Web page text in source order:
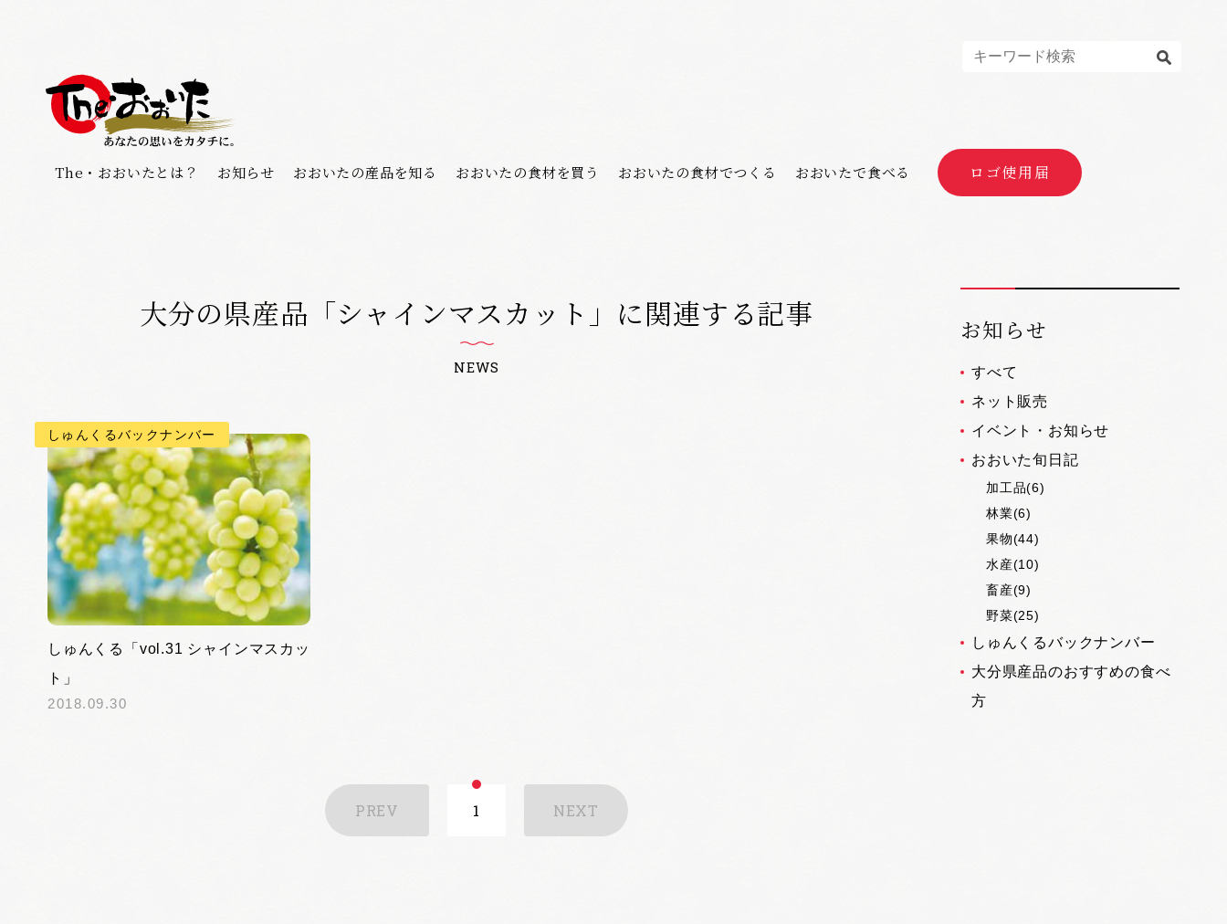
The・おおいたとは？ お知らせ おおいたの産品を知る おおいたの食材を買う おおいたの食材でつくる おおいたで食べる ロゴ使用届
大分の県産品「シャインマスカット」に関連する記事
NEWS
しゅんくるバックナンバー
しゅんくる「vol.31 シャインマスカッ
ト」
2018.09.30
PREV 1 NEXT
お知らせ
すべて
ネット販売
イベント・お知らせ
おおいた旬日記
加工品(6)
林業(6)
果物(44)
水産(10)
畜産(9)
野菜(25)
しゅんくるバックナンバー
大分県産品のおすすめの食べ
方